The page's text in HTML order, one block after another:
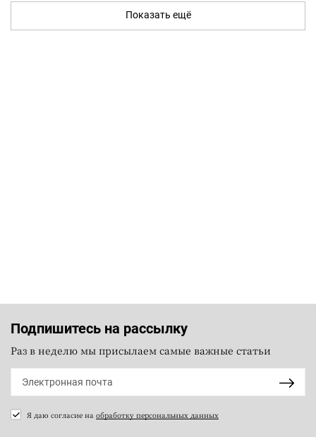
Показать ещё
Подпишитесь на рассылку
Раз в неделю мы присылаем самые важные статьи
Я даю согласие на обработку персональных данных